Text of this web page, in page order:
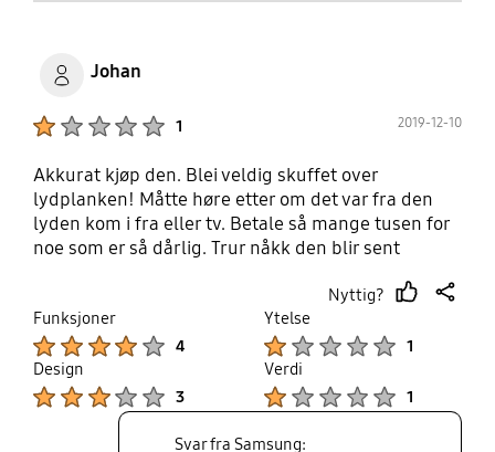
Johan
1 2019-12-10
Akkurat kjøp den. Blei veldig skuffet over
lydplanken! Måtte høre etter om det var fra den
lyden kom i fra eller tv. Betale så mange tusen for
noe som er så dårlig. Trur nåkk den blir sent
Nyttig?
up
Funksjoner
4
Ytelse
1
Design
3
Verdi
1
Svar fra Samsung: